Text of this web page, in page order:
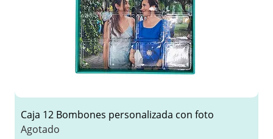
Caja 12 Bombones personalizada con foto
Agotado